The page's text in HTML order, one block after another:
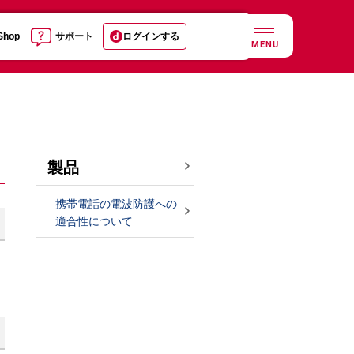
サポート ログインする
MENU
製品
携帯電話の電波防護への
適合性について